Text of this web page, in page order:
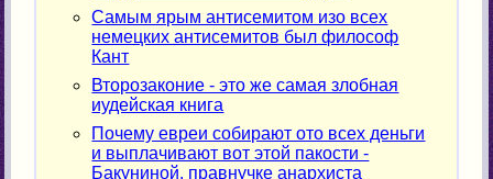
Самым ярым антисемитом изо всех
немецких антисемитов был философ
Кант
Второзаконие - это же самая злобная
иудейская книга
Почему евреи собирают ото всех деньги
и выплачивают вот этой пакости -
Бакуниной, правнучке анархиста